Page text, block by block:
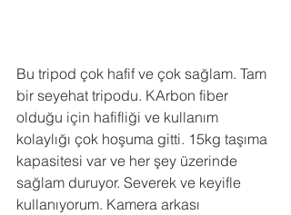
Bu tripod çok hafif ve çok sağlam. Tam
bir seyehat tripodu. KArbon fiber
olduğu için hafifliği ve kullanım
kolaylığı çok hoşuma gitti. 15kg taşıma
kapasitesi var ve her şey üzerinde
sağlam duruyor. Severek ve keyifle
kullanıyorum. Kamera arkası